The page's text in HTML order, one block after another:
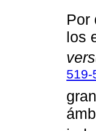
Por
los
519-